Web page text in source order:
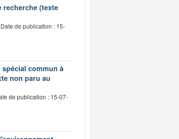
recherche (texte
Date de publication : 15-
commun à
non paru au
de publication : 15-07-